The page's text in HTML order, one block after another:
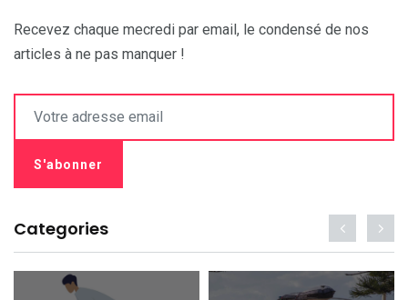
Recevez chaque mecredi par email, le condensé de nos
articles à ne pas manquer !
Categories